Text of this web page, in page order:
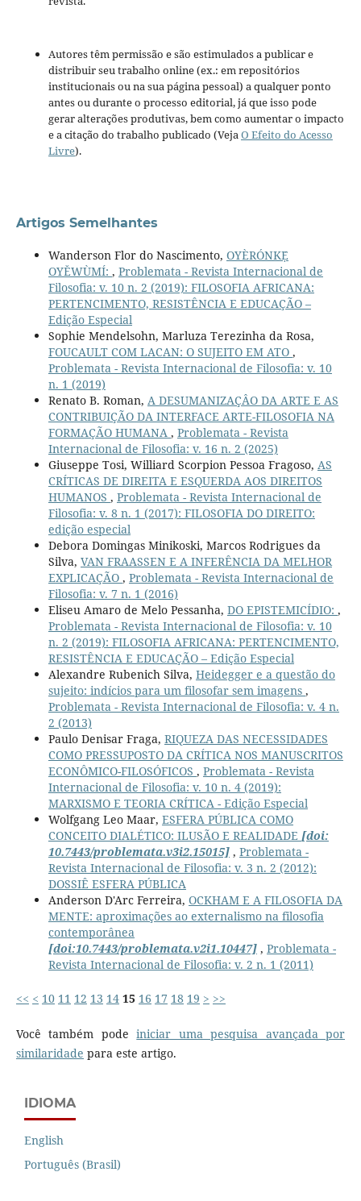
Autores têm permissão e são estimulados a publicar e
distribuir seu trabalho online (ex.: em repositórios
institucionais ou na sua página pessoal) a qualquer ponto
antes ou durante o processo editorial, já que isso pode
gerar alterações produtivas, bem como aumentar o impacto
e a citação do trabalho publicado (Veja O Efeito do Acesso
Livre).
Artigos Semelhantes
Wanderson Flor do Nascimento, OYÈRÓNKẸ́
OYĚWÙMÍ: , Problemata - Revista Internacional de
Filosofia: v. 10 n. 2 (2019): FILOSOFIA AFRICANA:
PERTENCIMENTO, RESISTÊNCIA E EDUCAÇÃO –
Edição Especial
Sophie Mendelsohn, Marluza Terezinha da Rosa,
FOUCAULT COM LACAN: O SUJEITO EM ATO ,
Problemata - Revista Internacional de Filosofia: v. 10
n. 1 (2019)
Renato B. Roman, A DESUMANIZAÇÂO DA ARTE E AS
CONTRIBUIÇÃO DA INTERFACE ARTE-FILOSOFIA NA
FORMAÇÃO HUMANA , Problemata - Revista
Internacional de Filosofia: v. 16 n. 2 (2025)
Giuseppe Tosi, Williard Scorpion Pessoa Fragoso, AS
CRÍTICAS DE DIREITA E ESQUERDA AOS DIREITOS
HUMANOS , Problemata - Revista Internacional de
Filosofia: v. 8 n. 1 (2017): FILOSOFIA DO DIREITO:
edição especial
Debora Domingas Minikoski, Marcos Rodrigues da
Silva, VAN FRAASSEN E A INFERÊNCIA DA MELHOR
EXPLICAÇÃO , Problemata - Revista Internacional de
Filosofia: v. 7 n. 1 (2016)
Eliseu Amaro de Melo Pessanha, DO EPISTEMICÍDIO: ,
Problemata - Revista Internacional de Filosofia: v. 10
n. 2 (2019): FILOSOFIA AFRICANA: PERTENCIMENTO,
RESISTÊNCIA E EDUCAÇÃO – Edição Especial
Alexandre Rubenich Silva, Heidegger e a questão do
sujeito: indícios para um filosofar sem imagens ,
Problemata - Revista Internacional de Filosofia: v. 4 n.
2 (2013)
Paulo Denisar Fraga, RIQUEZA DAS NECESSIDADES
COMO PRESSUPOSTO DA CRÍTICA NOS MANUSCRITOS
ECONÔMICO-FILOSÓFICOS , Problemata - Revista
Internacional de Filosofia: v. 10 n. 4 (2019):
MARXISMO E TEORIA CRÍTICA - Edição Especial
Wolfgang Leo Maar, ESFERA PÚBLICA COMO
CONCEITO DIALÉTICO: ILUSÃO E REALIDADE [doi:
10.7443/problemata.v3i2.15015], Problemata -
Revista Internacional de Filosofia: v. 3 n. 2 (2012):
DOSSIÊ ESFERA PÚBLICA
Anderson D'Arc Ferreira, OCKHAM E A FILOSOFIA DA
MENTE: aproximações ao externalismo na filosofia
contemporânea
[doi:10.7443/problemata.v2i1.10447], Problemata -
Revista Internacional de Filosofia: v. 2 n. 1 (2011)
<< < 10 11 12 13 14 15 16 17 18 19 > >>
Você também podeiniciar uma pesquisa avançada por
similaridade para este artigo.
IDIOMA
English
Português (Brasil)